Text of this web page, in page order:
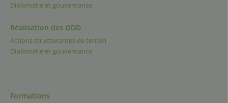
Diplomatie et gouvernance
Réalisation des ODD
Actions structurantes de terrain
Diplomatie et gouvernance
Formations